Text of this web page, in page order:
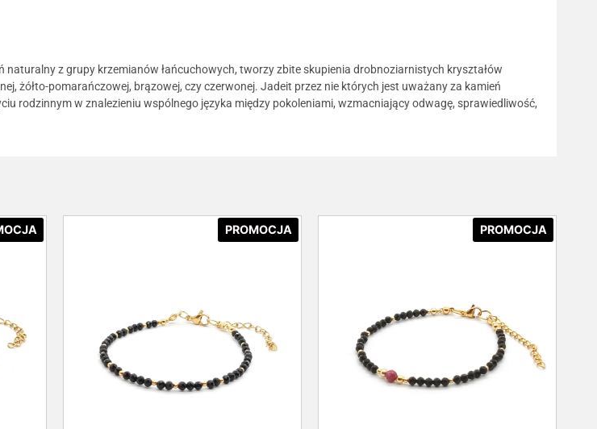
z grupy krzemianów łańcuchowych, tworzy zbite skupienia drobnoziarnistych kryształów
żółto-pomarańczowej, brązowej, czy czerwonej. Jadeit przez nie których jest uważany za kamień
rodzinnym w znalezieniu wspólnego języka między pokoleniami, wzmacniający odwagę, sprawiedliwość,
PROMOCJA PROMOCJA